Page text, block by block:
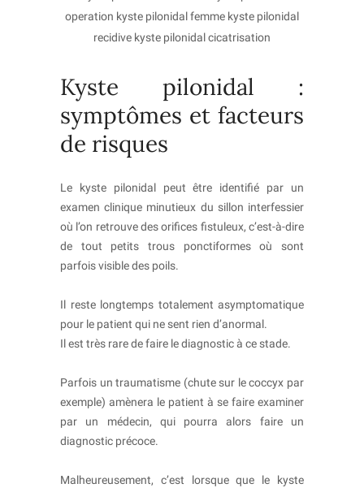
Kyste pilonidal :
symptômes et facteurs
de risques
Le kyste pilonidal peut être identifié par un
examen clinique minutieux du sillon interfessier
où l’on retrouve des orifices fistuleux, c’est-à-dire
de tout petits trous ponctiformes où sont
parfois visible des poils.
Il reste longtemps totalement asymptomatique
pour le patient qui ne sent rien d’anormal.
Il est très rare de faire le diagnostic à ce stade.
Parfois un traumatisme (chute sur le coccyx par
exemple) amènera le patient à se faire examiner
par un médecin, qui pourra alors faire un
diagnostic précoce.
Malheureusement, c’est lorsque que le kyste